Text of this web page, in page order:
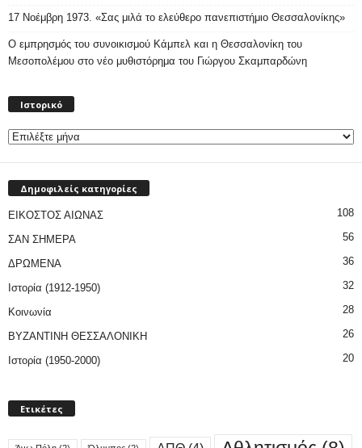
17 Νοέμβρη 1973. «Σας μιλά το ελεύθερο πανεπιστήμιο Θεσσαλονίκης»
Ο εμπρησμός του συνοικισμού Κάμπελ και η Θεσσαλονίκη του
Μεσοπολέμου στο νέο μυθιστόρημα του Γιώργου Σκαμπαρδώνη
Ιστορικό
Δημοφιλείς κατηγορίες
ΕΙΚΟΣΤΟΣ ΑΙΩΝΑΣ 108
ΣΑΝ ΣΗΜΕΡΑ 56
ΔΡΩΜΕΝΑ 36
Ιστορία (1912-1950) 32
Κοινωνία 28
ΒΥΖΑΝΤΙΝΗ ΘΕΣΣΑΛΟΝΙΚΗ 26
Ιστορία (1950-2000) 20
Ετικέτες